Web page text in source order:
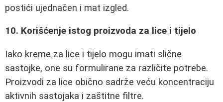
postići ujednačen i mat izgled.
10. Korišćenje istog proizvoda za lice i tijelo
Iako kreme za lice i tijelo mogu imati slične
sastojke, one su formulirane za različite potrebe.
Proizvodi za lice obično sadrže veću koncentraciju
aktivnih sastojaka i zaštitne filtre.